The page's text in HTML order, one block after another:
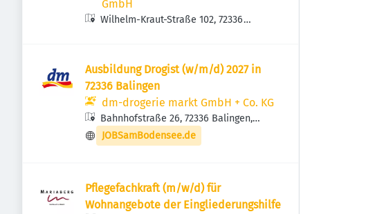
GmbH
Wilhelm-Kraut-Straße 102, 72336
Ausbildung Drogist (w/m/d) 2027 in
72336 Balingen
dm-drogerie markt GmbH + Co. KG
Bahnhofstraße 26, 72336 Balingen,
Deutschland
JOBSamBodensee.de
Pflegefachkraft (m/w/d) für
Wohnangebote der Eingliederungshilfe